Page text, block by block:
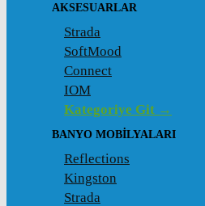
AKSESUARLAR
Strada
SoftMood
Connect
IOM
Kategoriye Git →
BANYO MOBILYALARI
Reflections
Kingston
Strada